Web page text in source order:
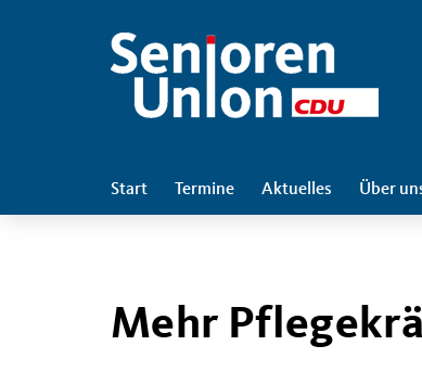
Start Termine Aktuelles Über
Mehr